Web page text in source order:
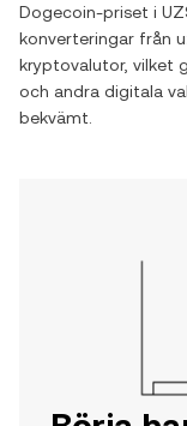
Dogecoin-priset i
konverteringar från
kryptovalutor, vilket
och andra digitala
bekvämt.